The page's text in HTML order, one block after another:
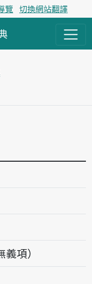
覽 切換網站翻譯
區塊
項）